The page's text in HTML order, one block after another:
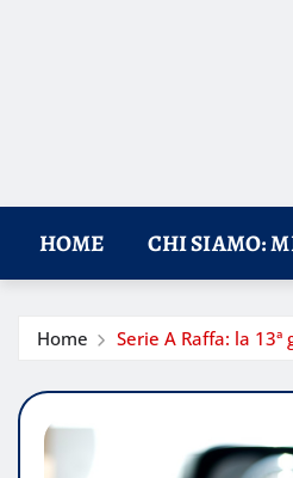
HOME CHI SIAMO:
Home Serie A Raffa: la 13ª